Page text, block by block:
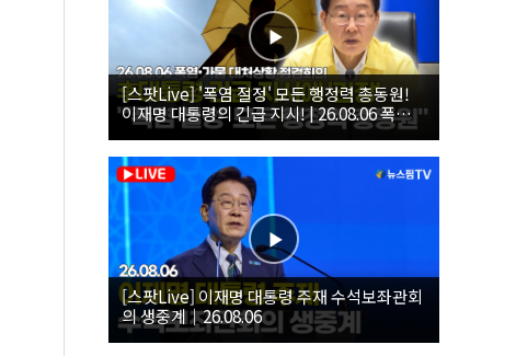
[스팟Live] '폭염 절정' 모든 행정력 총동원!
이재명 대통령의 긴급 지시! | 26.08.06 폭염•
가뭄 대처상황 점검회의
[스팟Live] 이재명 대통령 주재 수석보좌관회
의 생중계｜26.08.06